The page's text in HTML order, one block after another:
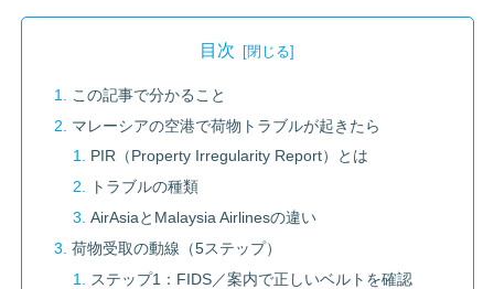
目次
この記事で分かること
マレーシアの空港で荷物トラブルが起きたら
PIR（Property Irregularity Report）とは
トラブルの種類
AirAsiaとMalaysia Airlinesの違い
荷物受取の動線（5ステップ）
ステップ1：FIDS／案内で正しいベルトを確認